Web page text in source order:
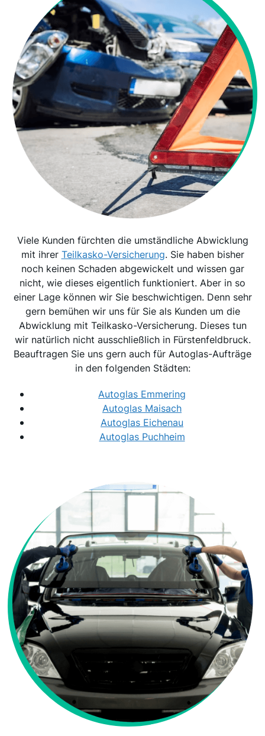
Viele Kunden fürchten die umständliche Abwicklung
mit ihrer Teilkasko-Versicherung. Sie haben bisher
noch keinen Schaden abgewickelt und wissen gar
nicht, wie dieses eigentlich funktioniert. Aber in so
einer Lage können wir Sie beschwichtigen. Denn sehr
gern bemühen wir uns für Sie als Kunden um die
Abwicklung mit Teilkasko-Versicherung. Dieses tun
wir natürlich nicht ausschließlich in Fürstenfeldbruck.
Beauftragen Sie uns gern auch für Autoglas-Aufträge
in den folgenden Städten:
Autoglas Emmering
Autoglas Maisach
Autoglas Eichenau
Autoglas Puchheim